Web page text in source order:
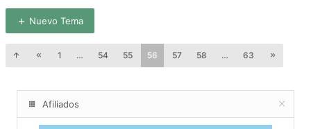
Nuevo Tema
1 … 54 55 56 57 58 … 63
Afiliados